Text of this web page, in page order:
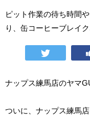
ピット作業の待ち時間
り、缶コーヒーブレイ
ナップス練馬店のヤマ
ついに、ナップス練馬